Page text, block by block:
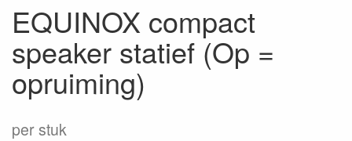
EQUINOX compact
speaker statief (Op =
opruiming)
per stuk